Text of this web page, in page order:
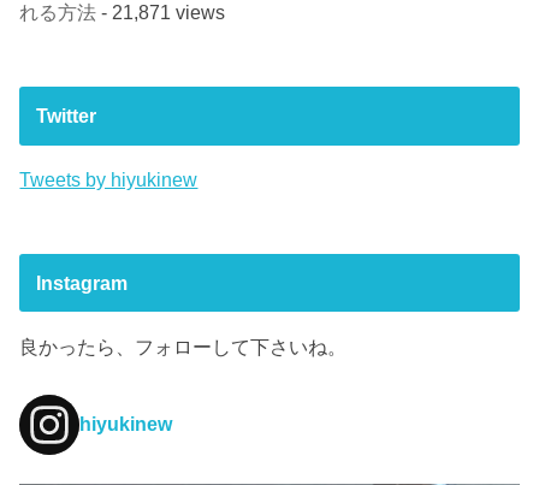
れる方法 - 21,871 views
Twitter
Tweets by hiyukinew
Instagram
良かったら、フォローして下さいね。
hiyukinew